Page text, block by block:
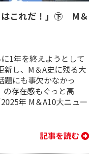
はこれだ！」㊦ M＆
1年を終えようとして
新し、M＆A史に残る大
題にも事欠かなかっ
の存在感もぐっと高
年 M＆A10大ニュー
記事を読む